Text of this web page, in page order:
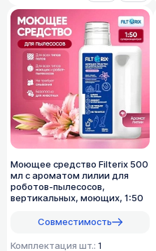
Моющее средство Filterix 500
мл с ароматом лилии для
роботов-пылесосов,
вертикальных, моющих, 1:50
Совместимость
Комплектация шт.: 1